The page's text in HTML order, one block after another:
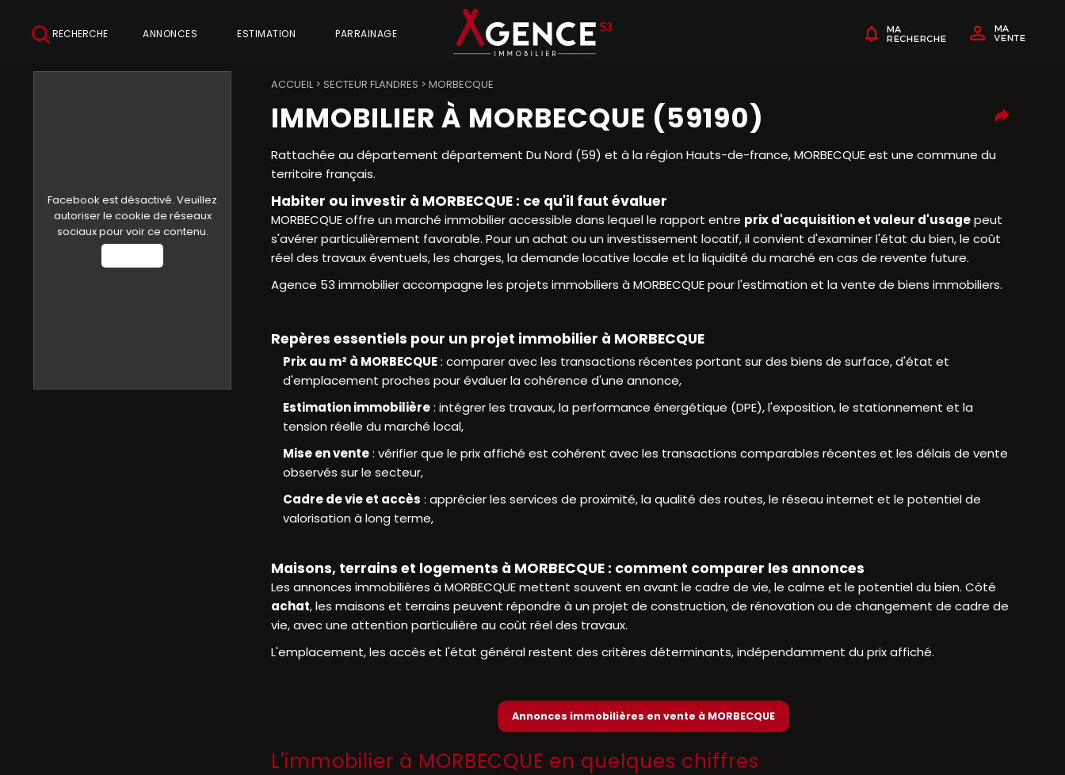
RECHERCHE ANNONCES ESTIMATION PARRAINAGE
Facebook est désactivé. Veuillez
autoriser le cookie de réseaux
sociaux pour voir ce contenu.
ACCUEIL> SECTEUR FLANDRES > MORBECQUE
IMMOBILIER À MORBECQUE (59190)
Rattachée au département département Du Nord (59) et à la région Hauts-de-france, MORBECQUE est une commune du
territoire français.
Habiter ou investir à MORBECQUE : ce qu'il faut évaluer
MORBECQUE offre un marché immobilier accessible dans lequel le rapport entre prix d'acquisition et valeur d'usagepeut
s'avérer particulièrement favorable. Pour un achat ou un investissement locatif, il convient d'examiner l'état du bien, le coût
réel des travaux éventuels, les charges, la demande locative locale et la liquidité du marché en cas de revente future.
Agence 53 immobilier accompagne les projets immobiliers à MORBECQUE pour l'estimation et la vente de biens immobiliers.
Repères essentiels pour un projet immobilier à MORBECQUE
Prix au m² à MORBECQUE: comparer avec les transactions récentes portant sur des biens de surface, d'état et
d'emplacement proches pour évaluer la cohérence d'une annonce,
Estimation immobilière: intégrer les travaux, la performance énergétique (DPE), l'exposition, le stationnement et la
tension réelle du marché local,
Mise en vente: vérifier que le prix affiché est cohérent avec les transactions comparables récentes et les délais de vente
observés sur le secteur,
Cadre de vie et accès : apprécier les services de proximité, la qualité des routes, le réseau internet et le potentiel de
valorisation à long terme,
Maisons, terrains et logements à MORBECQUE : comment comparer les annonces
Les annonces immobilières à MORBECQUE mettent souvent en avant le cadre de vie, le calme et le potentiel du bien. Côté
achat, les maisons et terrains peuvent répondre à un projet de construction, de rénovation ou de changement de cadre de
vie, avec une attention particulière au coût réel des travaux.
L'emplacement, les accès et l'état général restent des critères déterminants, indépendamment du prix affiché.
Annonces immobilières en vente à MORBECQUE
L'immobilier à MORBECQUE en quelques chiffres